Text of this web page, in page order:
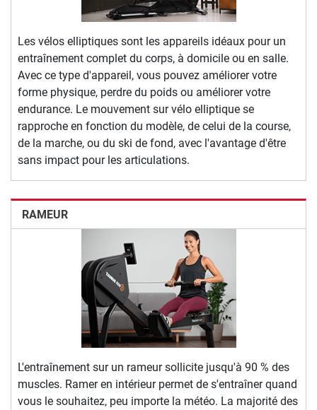
Les vélos elliptiques sont les appareils idéaux pour un
entraînement complet du corps, à domicile ou en salle.
Avec ce type d'appareil, vous pouvez améliorer votre
forme physique, perdre du poids ou améliorer votre
endurance. Le mouvement sur vélo elliptique se
rapproche en fonction du modèle, de celui de la course,
de la marche, ou du ski de fond, avec l'avantage d'être
sans impact pour les articulations.
RAMEUR
L'entraînement sur un rameur sollicite jusqu'à 90 % des
muscles. Ramer en intérieur permet de s'entraîner quand
vous le souhaitez, peu importe la météo. La majorité des